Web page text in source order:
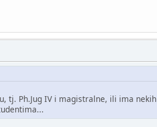
tj. Ph.Jug IV i magistralne, ili ima nekih